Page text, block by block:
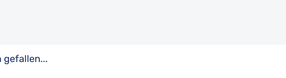
gefallen...